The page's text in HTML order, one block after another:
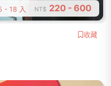
- 18 入 NT$ 220 - 600
收藏